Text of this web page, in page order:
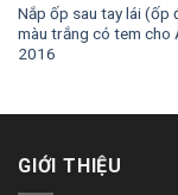
Nắp ốp sau tay lái (ốp
màu trắng có tem cho
2016
GIỚI THIỆU